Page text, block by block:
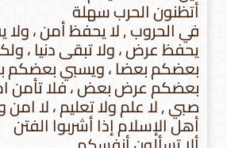
أتظنون الحرب سهلة
في الحروب , لا يحفظ أمن ، ولا
يحفظ عرض ، ولا تبقى دنيا ،
بعضكم بعضا ، ويسبي بعضكم
بعضكم عرض بعض ، فلا تأمن
صبي , لا علم ولا تعليم ، لا امن
أهل الإسلام إذا أشربوا الفتن